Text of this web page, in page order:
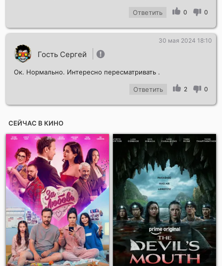
Ответить 0 0
Гость Сергей
30 мая 2024 18:10
Ок. Нормально. Интересно пересматривать .
Ответить 2 0
СЕЙЧАС В КИНО